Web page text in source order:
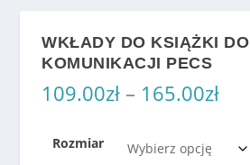
WKŁADY DO KSIĄŻKI DO
KOMUNIKACJI PECS
109.00zł – 165.00złZ
Rozmiar